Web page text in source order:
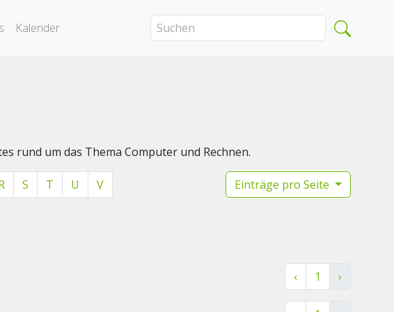
Kalender
rund um das Thema Computer und Rechnen.
S T U
V
Einträge pro Seite
‹ 1 ›